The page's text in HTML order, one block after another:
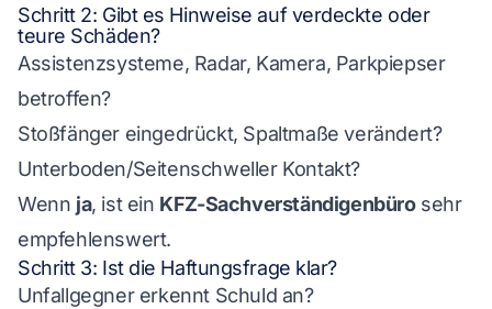
Schritt 2: Gibt es Hinweise auf verdeckte oder
teure Schäden?
Assistenzsysteme, Radar, Kamera, Parkpiepser
betroffen?
Stoßfänger eingedrückt, Spaltmaße verändert?
Unterboden/Seitenschweller Kontakt?
Wenn ja, ist ein KFZ-Sachverständigenbürosehr
empfehlenswert.
Schritt 3: Ist die Haftungsfrage klar?
Unfallgegner erkennt Schuld an?